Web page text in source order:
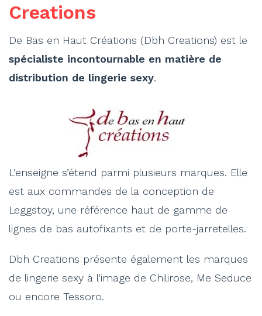
Creations
De Bas en Haut Créations (Dbh Creations) est le
spécialiste incontournable en matière de
distribution de lingerie sexy.
L’enseigne s’étend parmi plusieurs marques. Elle
est aux commandes de la conception de
Leggstoy, une référence haut de gamme de
lignes de bas autofixants et de porte-jarretelles.
Dbh Creations présente également les marques
de lingerie sexy à l’image de Chilirose, Me Seduce
ou encore Tessoro.